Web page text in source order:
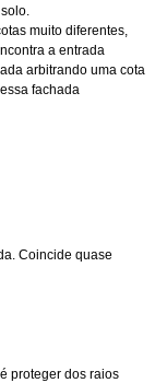
muito diferentes,
a entrada
arbitrando uma cota
fachada
Coincide quase
proteger dos raios